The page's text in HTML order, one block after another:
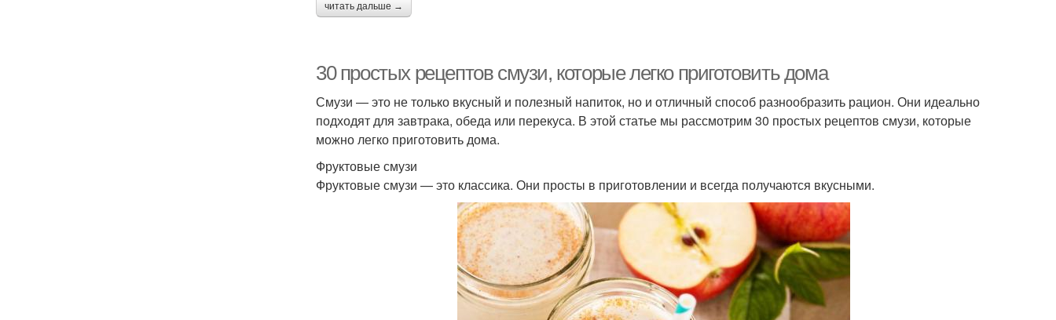
читать дальше →
30 простых рецептов смузи, которые легко приготовить дома
Смузи — это не только вкусный и полезный напиток, но и отличный способ разнообразить рацион. Они идеально
подходят для завтрака, обеда или перекуса. В этой статье мы рассмотрим 30 простых рецептов смузи, которые
можно легко приготовить дома.
Фруктовые смузи
Фруктовые смузи — это классика. Они просты в приготовлении и всегда получаются вкусными.